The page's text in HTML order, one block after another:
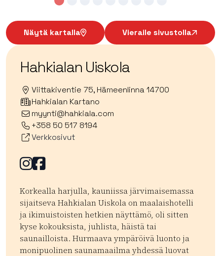
Näytä kartalla Vieraile sivustolla
Hahkialan Uiskola
Viittakiventie 75, Hämeenlinna 14700
Hahkialan Kartano
myynti@hahkiala.com
+358 50 517 8194
Verkkosivut
Facebook
Facebook
Korkealla harjulla, kauniissa järvimaisemassa
sijaitseva Hahkialan Uiskola on maalaishotelli
ja ikimuistoisten hetkien näyttämö, oli sitten
kyse kokouksista, juhlista, häistä tai
saunailloista. Hurmaava ympäröivä luonto ja
monipuolinen saunamaailma yhdessä luovat